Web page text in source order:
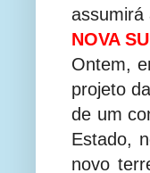
assumirá
NOVA
Ontem,
projeto
de um
Estado,
novo